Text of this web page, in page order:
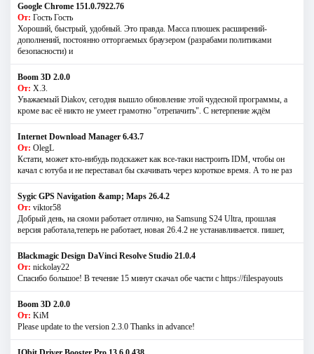
Google Chrome 151.0.7922.76
От: Гость Гость
Хороший, быстрый, удобный. Это правда. Масса плюшек расширений-
дополнений, постоянно отторгаемых браузером (разрабами политиками
безопасности) и
Boom 3D 2.0.0
От: Х.З.
Уважаемый Diakov, сегодня вышло обновление этой чудесной программы, а
кроме вас её никто не умеет грамотно "отрепачить". С нетерпение ждём
Internet Download Manager 6.43.7
От: OlegL
Кстати, может кто-нибудь подскажет как все-таки настроить IDM, чтобы он
качал с ютуба и не переставал бы скачивать через короткое время. А то не раз
Sygic GPS Navigation &amp; Maps 26.4.2
От: viktor58
Добрый день, на сяоми работает отлично, на Samsung S24 Ultra, прошлая
версия работала,теперь не работает, новая 26.4.2 не устанавливается. пишет,
Blackmagic Design DaVinci Resolve Studio 21.0.4
От: nickolay22
Спасибо большое! В течение 15 минут скачал обе части с https://filespayouts
Boom 3D 2.0.0
От: KiM
Please update to the version 2.3.0 Thanks in advance!